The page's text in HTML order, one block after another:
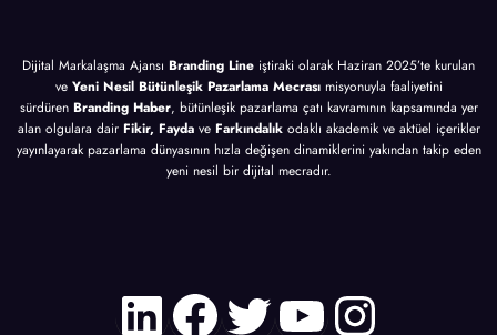
Dijital Markalaşma Ajansı Branding Line iştiraki olarak Haziran 2025’te kurulan
ve Yeni Nesil Bütünleşik Pazarlama Mecrası misyonuyla faaliyetini
sürdüren Branding Haber, bütünleşik pazarlama çatı kavramının kapsamında yer
alan olgulara dair Fikir, Fayda ve Farkındalık odaklı akademik ve aktüel içerikler
yayınlayarak pazarlama dünyasının hızla değişen dinamiklerini yakından takip eden
yeni nesil bir dijital mecradır.
LinkedIn
Facebook
Twitter
YouTube